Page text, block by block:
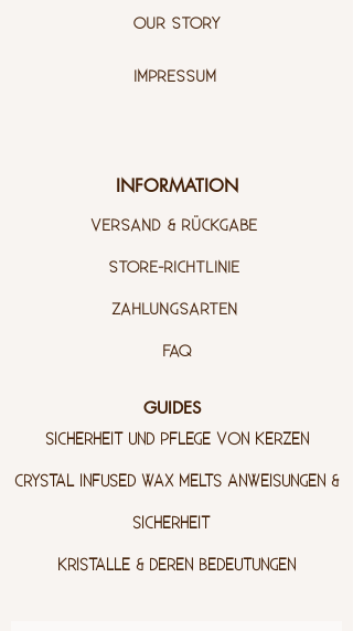
OUR STORY
IMPRESSUM
INFORMATION
VERSAND & RÜCKGABE
STORE-RICHTLINIE
ZAHLUNGSARTEN
FAQ
GUIDES
SICHERHEIT UND PFLEGE VON KERZEN
CRYSTAL INFUSED WAX MELTS ANWEISUNGEN &
SICHERHEIT
KRISTALLE & DEREN BEDEUTUNGEN